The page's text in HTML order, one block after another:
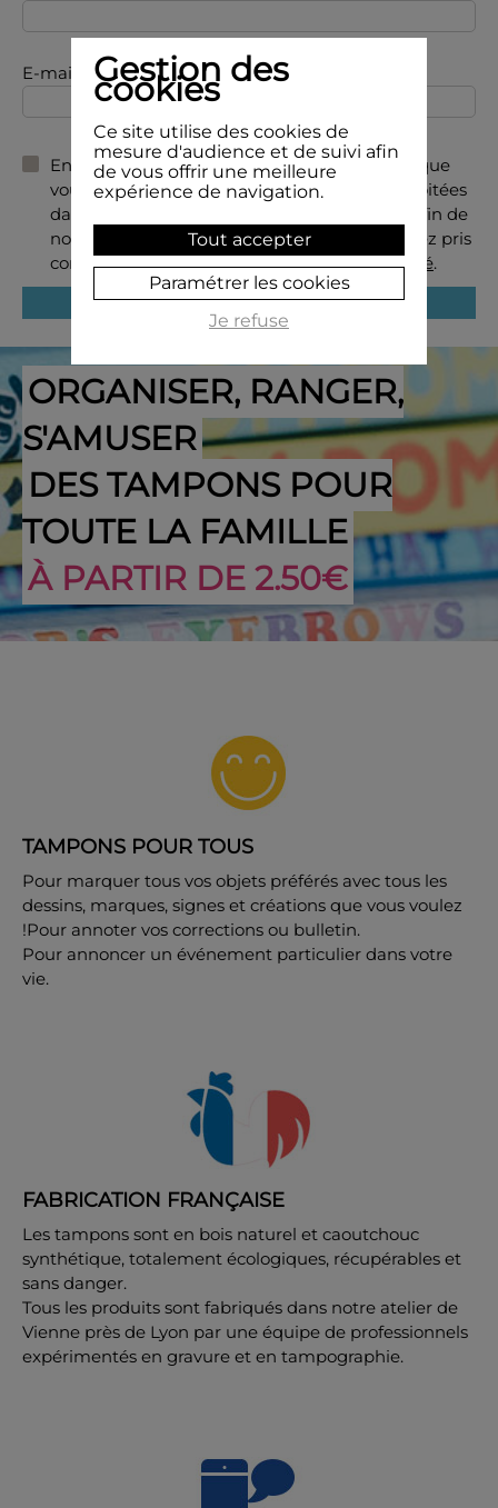
E-mail
En soumettant ce formulaire, vous acceptez que
vous données soient utilisées, traitées et exploitées
dans le cadre de la relation commerciale et afin de
nous permettre de vous recontacter. Vous avez pris
connaissance de laPolitique de confidentialité.
ORGANISER, RANGER,
S'AMUSER
DES TAMPONS POUR
TOUTE LA FAMILLE
À PARTIR DE 2.50€
TAMPONS POUR TOUS
Pour marquer tous vos objets préférés avec tous les
dessins, marques, signes et créations que vous voulez
!Pour annoter vos corrections ou bulletin.
Pour annoncer un événement particulier dans votre
vie.
FABRICATION FRANÇAISE
Les tampons sont en bois naturel et caoutchouc
synthétique, totalement écologiques, récupérables et
sans danger.
Tous les produits sont fabriqués dans notre atelier de
Vienne près de Lyon par une équipe de professionnels
expérimentés en gravure et en tampographie.
Gestion des
cookies
Ce site utilise des cookies de
mesure d'audience et de suivi afin
de vous offrir une meilleure
expérience de navigation.
Tout accepter
Paramétrer les cookies
Je refuse